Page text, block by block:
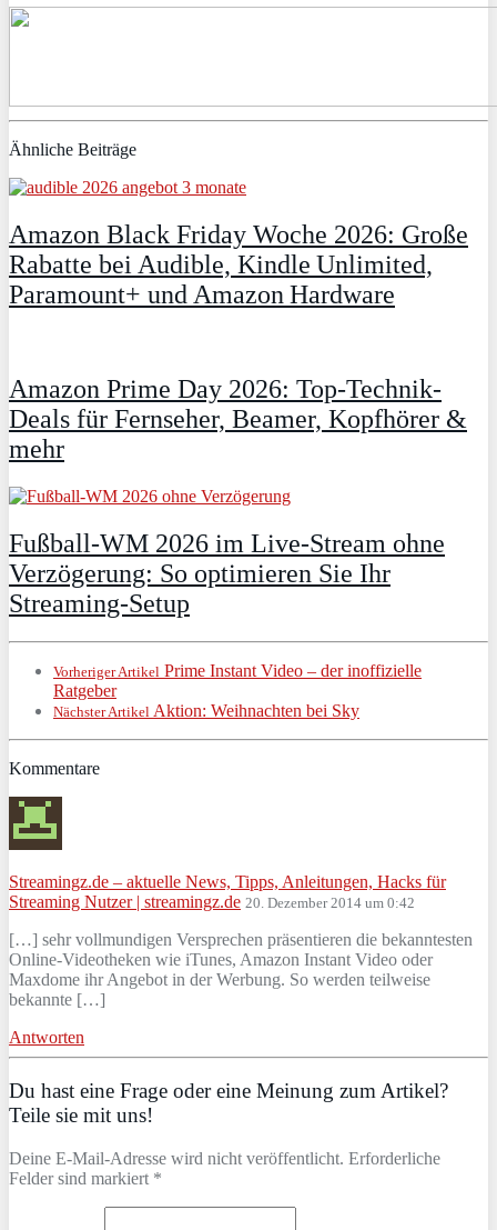
Ähnliche Beiträge
Amazon Black Friday Woche 2026: Große
Rabatte bei Audible, Kindle Unlimited,
Paramount+ und Amazon Hardware
Amazon Prime Day 2026: Top-Technik-
Deals für Fernseher, Beamer, Kopfhörer &
mehr
Fußball-WM 2026 im Live-Stream ohne
Verzögerung: So optimieren Sie Ihr
Streaming-Setup
Vorheriger Artikel Prime Instant Video – der inoffizielle
Ratgeber
Nächster Artikel Aktion: Weihnachten bei Sky
Kommentare
Streamingz.de – aktuelle News, Tipps, Anleitungen, Hacks für
Streaming Nutzer | streamingz.de 20. Dezember 2014 um 0:42
[…] sehr vollmundigen Versprechen präsentieren die bekanntesten
Online-Videotheken wie iTunes, Amazon Instant Video oder
Maxdome ihr Angebot in der Werbung. So werden teilweise
bekannte […]
Antworten
Du hast eine Frage oder eine Meinung zum Artikel?
Teile sie mit uns!
Deine E-Mail-Adresse wird nicht veröffentlicht. Erforderliche
Felder sind markiert *